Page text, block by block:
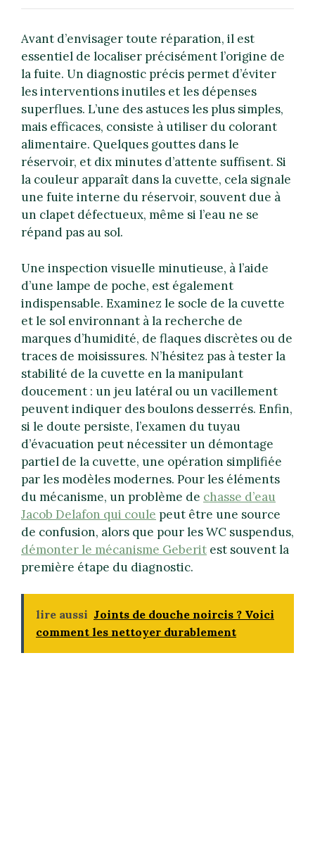
Avant d’envisager toute réparation, il est
essentiel de localiser précisément l’origine de
la fuite. Un diagnostic précis permet d’éviter
les interventions inutiles et les dépenses
superflues. L’une des astuces les plus simples,
mais efficaces, consiste à utiliser du colorant
alimentaire. Quelques gouttes dans le
réservoir, et dix minutes d’attente suffisent. Si
la couleur apparaît dans la cuvette, cela signale
une fuite interne du réservoir, souvent due à
un clapet défectueux, même si l’eau ne se
répand pas au sol.
Une inspection visuelle minutieuse, à l’aide
d’une lampe de poche, est également
indispensable. Examinez le socle de la cuvette
et le sol environnant à la recherche de
marques d’humidité, de flaques discrètes ou de
traces de moisissures. N’hésitez pas à tester la
stabilité de la cuvette en la manipulant
doucement : un jeu latéral ou un vacillement
peuvent indiquer des boulons desserrés. Enfin,
si le doute persiste, l’examen du tuyau
d’évacuation peut nécessiter un démontage
partiel de la cuvette, une opération simplifiée
par les modèles modernes. Pour les éléments
du mécanisme, un problème de chasse d’eau
Jacob Delafon qui coule peut être une source
de confusion, alors que pour les WC suspendus,
démonter le mécanisme Geberit est souvent la
première étape du diagnostic.
lire aussi Joints de douche noircis ? Voici
comment les nettoyer durablement